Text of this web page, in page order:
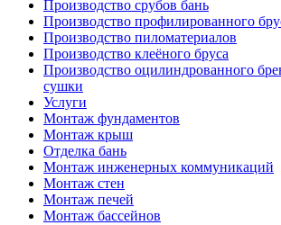
Производство срубов бань
Производство профилированного
Производство пиломатериалов
Производство клеёного бруса
Производство оцилиндрованного
сушки
Услуги
Монтаж фундаментов
Монтаж крыш
Отделка бань
Монтаж инженерных коммуникаций
Монтаж стен
Монтаж печей
Монтаж бассейнов